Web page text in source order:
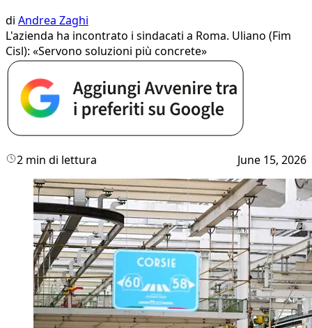
di Andrea Zaghi
L'azienda ha incontrato i sindacati a Roma. Uliano (Fim
Cisl): «Servono soluzioni più concrete»
2 min di lettura June 15, 2026